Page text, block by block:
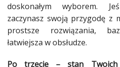
doskonałym wyborem.
zaczynasz swoją przygodę z
prostsze rozwiązania,
łatwiejsza w obsłudze.
Po trzecie – stan Twoich